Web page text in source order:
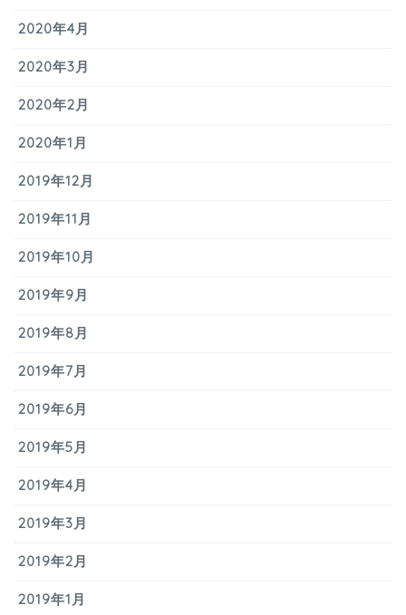
2020年4月
2020年3月
2020年2月
2020年1月
2019年12月
2019年11月
2019年10月
2019年9月
2019年8月
2019年7月
2019年6月
2019年5月
2019年4月
2019年3月
2019年2月
2019年1月